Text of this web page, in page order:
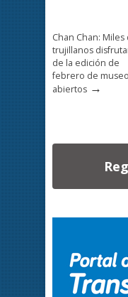
Chan Chan: Miles
trujillanos
de la edición de
febrero de
abiertos →